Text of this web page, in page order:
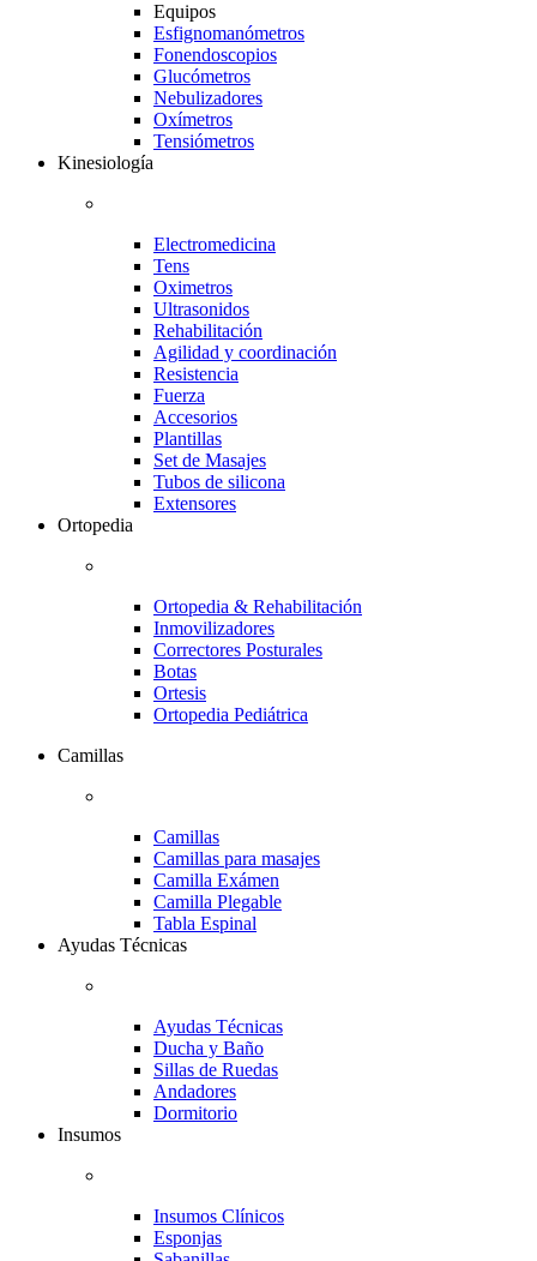
Equipos
Esfignomanómetros
Fonendoscopios
Glucómetros
Nebulizadores
Oxímetros
Tensiómetros
Kinesiología
Electromedicina
Tens
Oximetros
Ultrasonidos
Rehabilitación
Agilidad y coordinación
Resistencia
Fuerza
Accesorios
Plantillas
Set de Masajes
Tubos de silicona
Extensores
Ortopedia
Ortopedia & Rehabilitación
Inmovilizadores
Correctores Posturales
Botas
Ortesis
Ortopedia Pediátrica
Camillas
Camillas
Camillas para masajes
Camilla Exámen
Camilla Plegable
Tabla Espinal
Ayudas Técnicas
Ayudas Técnicas
Ducha y Baño
Sillas de Ruedas
Andadores
Dormitorio
Insumos
Insumos Clínicos
Esponjas